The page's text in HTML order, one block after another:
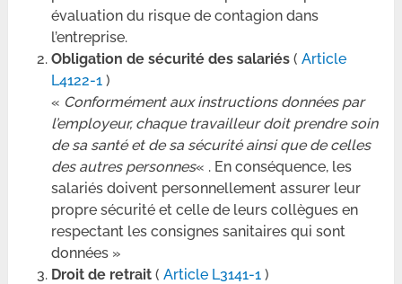
évaluation du risque de contagion dans
l’entreprise.
Obligation de sécurité des salariés( Article
L4122-1 )
« Conformément aux instructions données par
l’employeur, chaque travailleur doit prendre soin
de sa santé et de sa sécurité ainsi que de celles
des autres personnes« . En conséquence, les
salariés doivent personnellement assurer leur
propre sécurité et celle de leurs collègues en
respectant les consignes sanitaires qui sont
données »
Droit de retrait ( Article L3141-1 )